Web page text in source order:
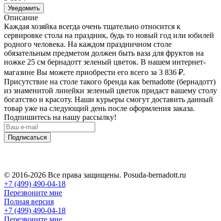
Уведомить
Описание
Каждая хозяйка всегда очень тщательно относится к
сервировке стола на праздник, будь то новый год или юбилей
родного человека. На каждом праздничном столе
обязательным предметом должен быть ваза для фруктов на
ножке 25 см бернадотт зеленый цветок. В нашем интернет-
магазине Вы можете приобрести его всего за 3 836 ₽.
Присутствие на столе такого бренда как bernadotte (бернадотт)
из знаменитой линейки зеленый цветок придаст вашему столу
богатство и красоту. Наши курьеры смогут доставить данный
товар уже на следующий день после оформления заказа.
Подпишитесь на нашу рассылку!
Подписаться
© 2016-2026 Все права защищены. Posuda-bernadott.ru
+7 (499) 490-04-18
Перезвоните мне
Полная версия
+7 (499) 490-04-18
Перезвоните мне